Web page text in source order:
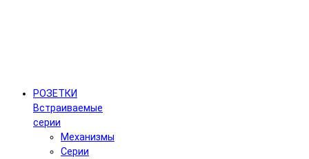
РОЗЕТКИ
Встраиваемые
серии
Механизмы
Серии